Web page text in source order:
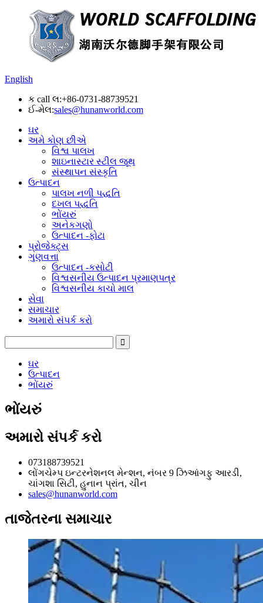
English
ક call લ:+86-0731-88739521
ઈ-મેલ:sales@hunanworld.com
ઘર
અમે કોણ છીએ
વિશ્વ પાલખ
શાઇનાસ્ટાર સ્ટીલ જૂથ
સંસ્થાપન સંસ્કૃતિ
ઉત્પાદન
પાલખ નળી પદ્ધતિ
દખલ પદ્ધતિ
ભોંયરું
અનેકગણો
ઉત્પાદન -ફોટા
પ્રોજેક્ટ્સ
ગુણવત્તા
ઉત્પાદન -કસોટી
વિશ્વસનીય ઉત્પાદન પ્રમાણપત્ર
વિશ્વસનીય કાચો માલ
સેવા
સમાચાર
અમારો સંપર્ક કરો
ઘર
ઉત્પાદન
ભોંયરું
ભોંયરું
અમારો સંપર્ક કરો
073188739521
લોંગચેમ્પ ઇન્ટરનેશનલ મેન્શન, નંબર 9 ઝિઆંગફુ આરડી,
ચાંગશા સિટી, હુનાન પ્રાંત, ચીન
sales@hunanworld.com
તાજેતરના સમાચાર